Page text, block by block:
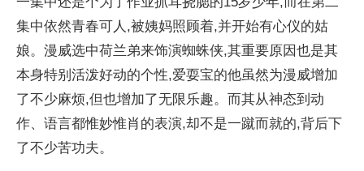
集中依然青春可人,被姨妈照顾着,并开始有心仪的姑
娘。漫威选中荷兰弟来饰演蜘蛛侠,其重要原因也是其
本身特别活泼好动的个性,爱耍宝的他虽然为漫威增加
了不少麻烦,但也增加了无限乐趣。而其从神态到动
作、语言都惟妙惟肖的表演,却不是一蹴而就的,背后下
了不少苦功夫。